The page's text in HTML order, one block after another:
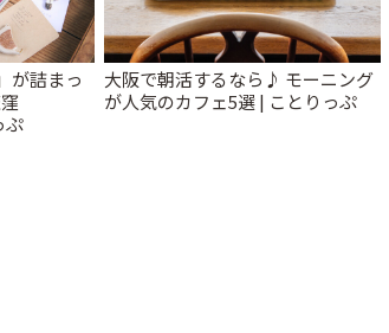
が詰まっ
ぷ
大阪で朝活するなら♪ モーニング
が人気のカフェ5選 | ことりっぷ